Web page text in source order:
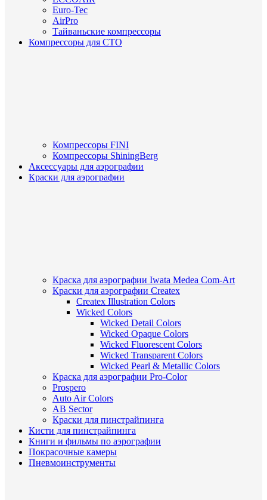
Euro-Tec
AirPro
Тайваньские компрессоры
Компрессоры для СТО
Компрессоры FINI
Компрессоры ShiningBerg
Аксессуары для аэрографии
Краски для аэрографии
Краска для аэрографии Iwata Medea Com-Art
Краски для аэрографии Createx
Createx Illustration Colors
Wicked Colors
Wicked Detail Colors
Wicked Opaque Colors
Wicked Fluorescent Colors
Wicked Transparent Colors
Wicked Pearl & Metallic Colors
Краска для аэрографии Pro-Color
Prospero
Auto Air Colors
AB Sector
Краски для пинстрайпинга
Кисти для пинстрайпинга
Книги и фильмы по аэрографии
Покрасочные камеры
Пневмоинструменты